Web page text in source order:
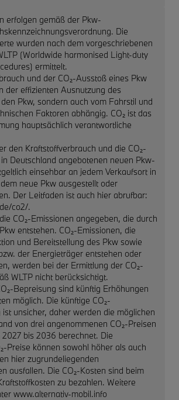
erfolgen gemäß der Pkw-
Die
wurden nach dem vorgeschriebenen
(Worldwide harmonised Light-duty
ermittelt.
und der CO₂-Ausstoß eines Pkw
der effizienten Ausnutzung des
Pkw, sondern auch vom Fahrstil und
Faktoren abhängig. CO₂ ist das
hauptsächlich verantwortliche
den Kraftstoffverbrauch und die CO₂-
Deutschland angebotenen neuen Pkw-
einsehbar an jedem Verkaufsort in
neue Pkw ausgestellt oder
Der Leitfaden ist auch hier abrufbar:
co2/.
CO₂-Emissionen angegeben, die durch
entstehen. CO₂-Emissionen, die
und Bereitstellung des Pkw sowie
der Energieträger entstehen oder
werden bei der Ermittlung der CO₂-
WLTP nicht berücksichtigt.
Bepreisung sind künftig Erhöhungen
möglich. Die künftige CO₂-
ist unsicher, daher werden die möglichen
von drei angenommenen CO₂-Preisen
bis 2036 berechnet. Die
Preise können sowohl höher als auch
hier zugrundeliegenden
ausfallen. Die CO₂-Kosten sind beim
zu bezahlen. Weitere
www.alternativ-mobil.info